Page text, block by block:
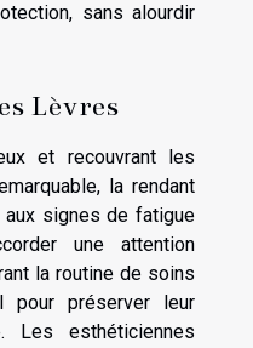
sans alourdir
Lèvres
et recouvrant les
la rendant
aux signes de fatigue
une attention
la routine de soins
pour préserver leur
Les esthéticiennes